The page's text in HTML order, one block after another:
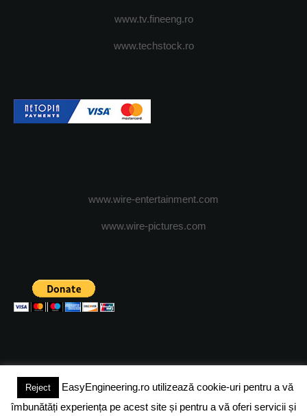
www.tv.fineeng.ro
www.techstock.ro
www.wire-entertainment.com
www.wire-pictures.com
(c) 2024 - FineEngineeringMagazine. All rights reserved.
Reject
EasyEngineering.ro utilizează cookie-uri pentru a vă
îmbunătăți experiența pe acest site și pentru a vă oferi servicii și